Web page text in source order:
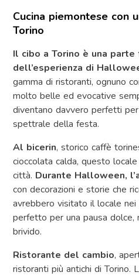
Cucina piemontese con
Torino
Il cibo a Torino è una
dell’esperienza di
gamma di ristoranti, ognuno
molto belle ed evocative
diventano davvero perfetti
spettrale della festa.
Al bicerin, storico caffè
cioccolata calda, questo
città. Durante Halloween,
con decorazioni e storie che
avrebbero visitato il locale
perfetto per una pausa dolce,
brivido.
Ristorante del cambio,
ristoranti più antichi di Torino.